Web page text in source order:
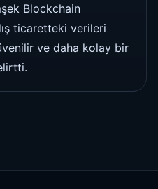
Blockchain
ticaretteki verileri
ve daha kolay bir